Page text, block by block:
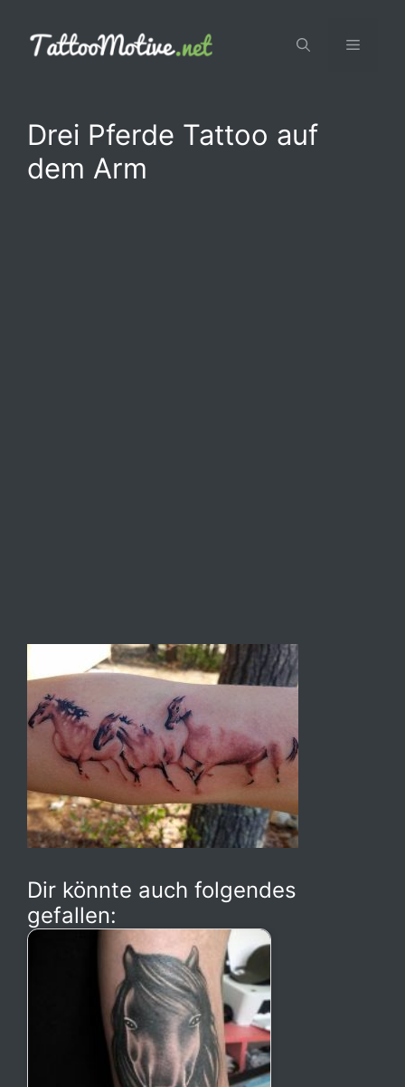
Inhalt
springen
Menü
Drei Pferde Tattoo auf
dem Arm
Dir könnte auch folgendes
gefallen: